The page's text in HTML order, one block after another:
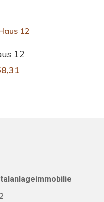
In Den Warenkorb
12